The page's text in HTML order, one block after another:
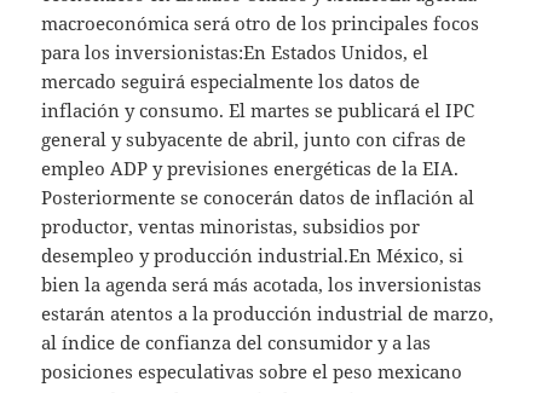
macroeconómica será otro de los principales focos
para los inversionistas:En Estados Unidos, el
mercado seguirá especialmente los datos de
inflación y consumo. El martes se publicará el IPC
general y subyacente de abril, junto con cifras de
empleo ADP y previsiones energéticas de la EIA.
Posteriormente se conocerán datos de inflación al
productor, ventas minoristas, subsidios por
desempleo y producción industrial.En México, si
bien la agenda será más acotada, los inversionistas
estarán atentos a la producción industrial de marzo,
al índice de confianza del consumidor y a las
posiciones especulativas sobre el peso mexicano